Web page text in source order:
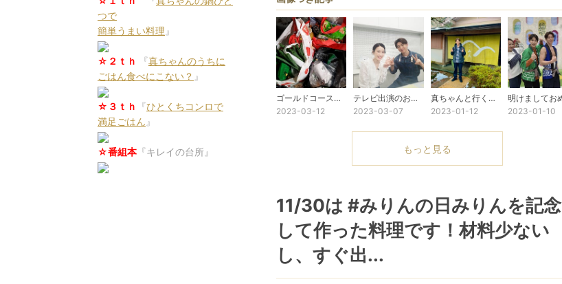
ゴールドコースト合宿
2023-03-12
テレビ出演のおしらせ
2023-03-07
真ちゃんと行く！金沢開運ツアーレポ①
2023-01-12
2023-01-10
もっと見る
11/30は #みりんの日みりんを記念
して作った料理です！材料少ない
し、すぐ出...
つで
簡単うまい料理 』
☆２ｔｈ 『真ちゃんのうちに
ごはん食べにこない？ 』
☆３ｔｈ 『ひとくちコンロで
満足ごはん 』
☆番組本『キレイの台所』